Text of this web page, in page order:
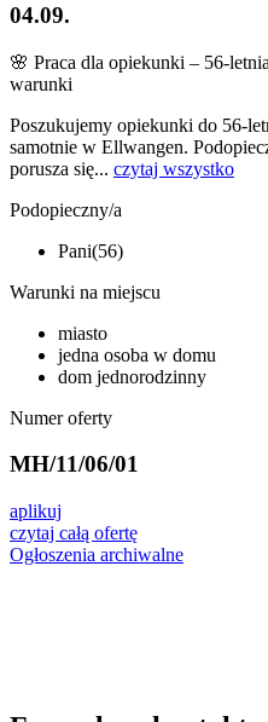
04.09.
🌸 Praca dla opiekunki – 56-
warunki
Poszukujemy opiekunki do 56-
samotnie w Ellwangen.
porusza się... czytaj wszystko
Podopieczny/a
Pani(56)
Warunki na miejscu
miasto
jedna osoba w domu
dom jednorodzinny
Numer oferty
MH/11/06/01
aplikuj
czytaj całą ofertę
Ogłoszenia archiwalne